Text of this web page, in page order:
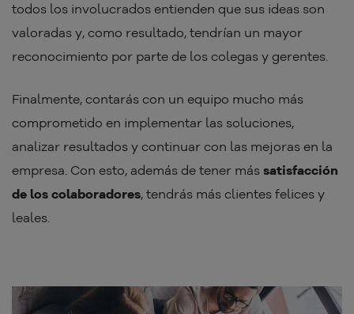
todos los involucrados entienden que sus ideas son
valoradas y, como resultado, tendrían un mayor
reconocimiento por parte de los colegas y gerentes.
Finalmente, contarás con un equipo mucho más
comprometido en implementar las soluciones,
analizar resultados y continuar con las mejoras en la
empresa. Con esto, además de tener más satisfacción
de los colaboradores, tendrás más clientes felices y
leales.